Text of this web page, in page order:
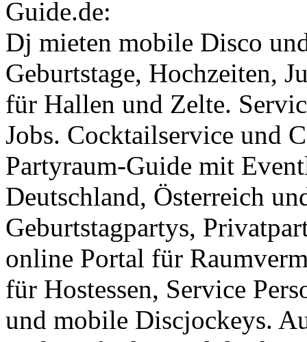
Guide.de:
Dj mieten mobile Disco
Geburtstage, Hochzeiten,
für Hallen und Zelte.
Jobs. Cocktailservice und
Partyraum-Guide mit
Deutschland, Österreich
Geburtstagpartys,
online Portal für
für Hostessen, Service
und mobile Discjockeys.